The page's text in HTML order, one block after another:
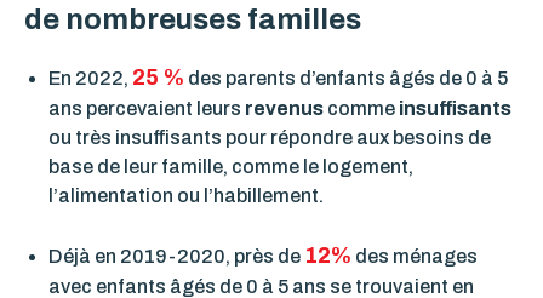
de nombreuses familles
En 2022, 25 % des parents d’enfants âgés de 0 à 5
ans percevaient leurs revenus comme insuffisants
ou très insuffisants pour répondre aux besoins de
base de leur famille, comme le logement,
l’alimentation ou l’habillement.
Déjà en 2019-2020, près de 12% des ménages
avec enfants âgés de 0 à 5 ans se trouvaient en